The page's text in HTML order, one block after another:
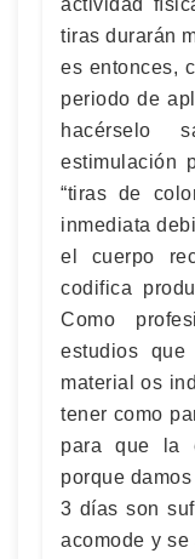
actividad
tiras durarán
es entonces,
periodo de
hacérselo
estimulación
“tiras de
inmediata
el cuerpo
codifica
Como
estudios
material os
tener como
para que la
porque
3 días son
acomode y